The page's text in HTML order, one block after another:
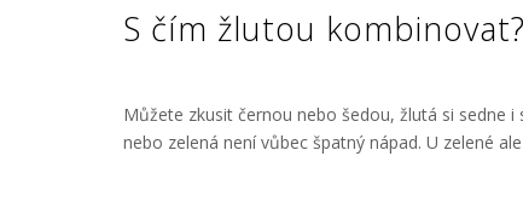
S čím žlutou kombinovat?
Můžete zkusit černou nebo šedou, žlutá si sedne
nebo zelená není vůbec špatný nápad. U zelené